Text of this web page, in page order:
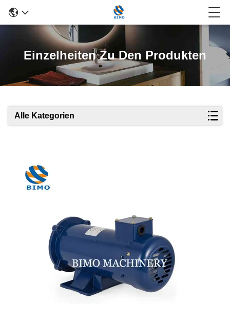
Einzelheiten Zu Den Produkten
Alle Kategorien